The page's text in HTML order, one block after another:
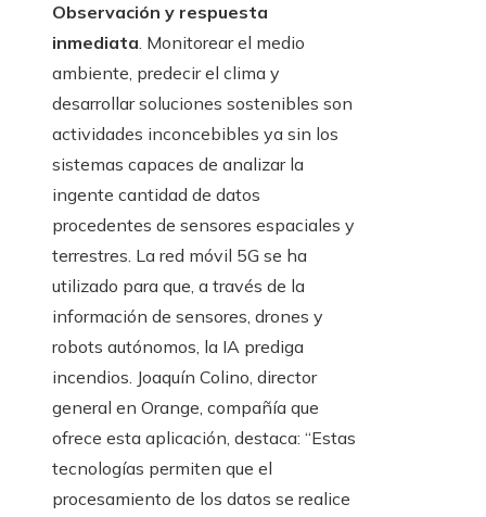
Observación y respuesta
inmediata. Monitorear el medio
ambiente, predecir el clima y
desarrollar soluciones sostenibles son
actividades inconcebibles ya sin los
sistemas capaces de analizar la
ingente cantidad de datos
procedentes de sensores espaciales y
terrestres. La red móvil 5G se ha
utilizado para que, a través de la
información de sensores, drones y
robots autónomos, la IA prediga
incendios. Joaquín Colino, director
general en Orange, compañía que
ofrece esta aplicación, destaca: “Estas
tecnologías permiten que el
procesamiento de los datos se realice